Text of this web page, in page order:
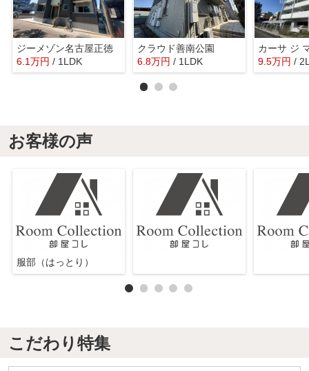
ジーメゾン名古屋正徳
6.1万円 / 1LDK
クラウド善南公園
6.8万円 / 1LDK
カーサ ジ
9.5万円 /
お客様の声
服部（はっとり）
こだわり特集